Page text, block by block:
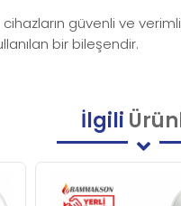
güvenli ve
bir bileşendir.
İlgili